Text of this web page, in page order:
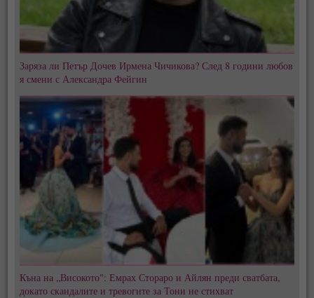
Заряза ли Петър Дочев Ирмена Чичикова? След 8 години любов
я смени с Александра Фейгин
Къна на „Високото": Емрах Стораро и Айлян преди сватбата,
докато скандалите и тревогите за Тони не стихват